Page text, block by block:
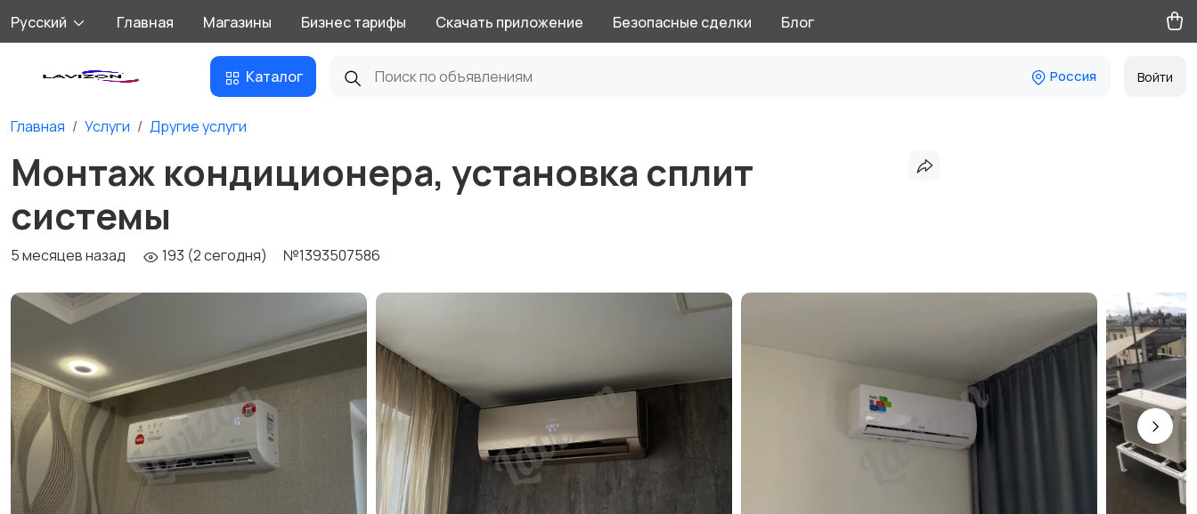
Русский Главная Магазины Бизнес тарифы Скачать приложение Безопасные сделки Блог
Каталог Россия Войти
Главная Услуги Другие услуги
Монтаж кондиционера, установка сплит
системы
5 месяцев назад 193 (2 сегодня) №1393507586